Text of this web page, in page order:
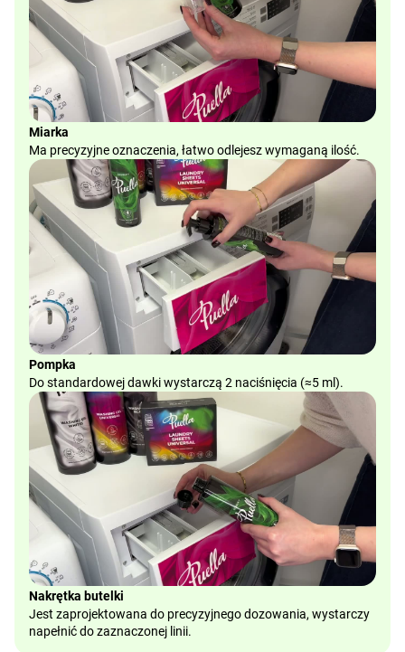
Miarka
Ma precyzyjne oznaczenia, łatwo odlejesz wymaganą ilość.
Pompka
Do standardowej dawki wystarczą 2 naciśnięcia (≈5 ml).
Nakrętka butelki
Jest zaprojektowana do precyzyjnego dozowania, wystarczy
napełnić do zaznaczonej linii.